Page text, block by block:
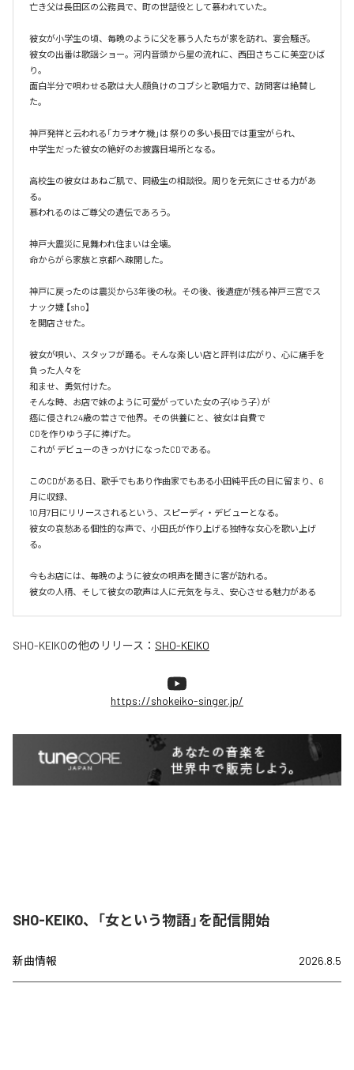
亡き父は長田区の公務員で、町の世話役として慕われていた。
彼女が小学生の頃、毎晩のように父を慕う人たちが家を訪れ、宴会騒ぎ。
彼女の出番は歌謡ショー。河内音頭から星の流れに、西田さちこに美空ひば
り。
面白半分で唄わせる歌は大人顔負けのコブシと歌唱力で、訪問客は絶賛し
た。
神戸発祥と云われる「カラオケ機｣は 祭りの多い長田では重宝がられ、
中学生だった彼女の絶好のお披露目場所となる。
高校生の彼女はあねご肌で、同級生の相談役。周りを元気にさせる力があ
る。
慕われるのはご尊父の遺伝であろう。
神戸大震災に見舞われ住まいは全壊。
命からがら家族と京都へ疎開した。
神戸に戻ったのは震災から3年後の秋。その後、後遺症が残る神戸三宮でス
ナック婕 【sho】
を開店させた。
彼女が唄い、スタッフが踊る。そんな楽しい店と評判は広がり、心に痛手を
負った人々を
和ませ、勇気付けた。
そんな時、お店で妹のように可愛がっていた女の子(ゆう子）が
癌に侵され24歳の若さで他界。その供養にと、彼女は自費で
CDを作りゆう子に捧げた。
これが デビューのきっかけになったCDである。
このCDがある日、歌手でもあり作曲家でもある小田純平氏の目に留まり、6
月に収録、
10月7日にリリースされるという、スピーディ・デビューとなる。
彼女の哀愁ある個性的な声で、小田氏が作り上げる独特な女心を歌い上げ
る。
今もお店には、毎晩のように彼女の唄声を聞きに客が訪れる。
彼女の人柄、そして彼女の歌声は人に元気を与え、安心させる魅力がある
SHO-KEIKOの他のリリース： SHO-KEIKO
https://shokeiko-singer.jp/
SHO-KEIKO、「女という物語」を配信開始
新曲情報 2026.8.5